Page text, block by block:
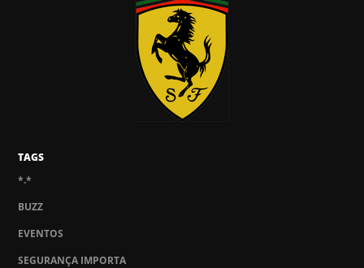
TAGS
*.*
BUZZ
EVENTOS
SEGURANÇA IMPORTA